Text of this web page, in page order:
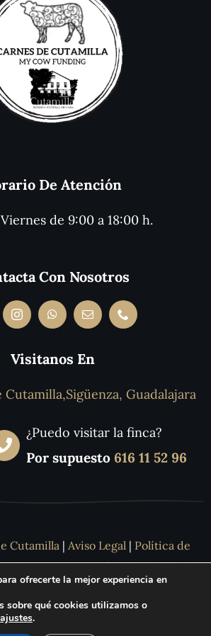
De Atención
de 9:00 a 18:00 h.
Con Nosotros
Visitanos En
Guadalajara
¿Puedo visitar la finca?
Por supuesto 616 11 52 96
Cutamilla | Aviso Legal | Política de
Política de Cookies|Política de
y Gobernanza
ofrecerte la mejor experiencia en
sobre qué cookies utilizamos o
ajustes.